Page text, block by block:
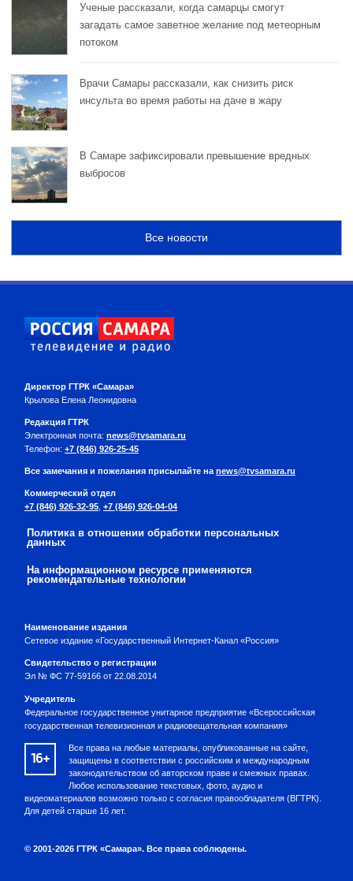
Ученые рассказали, когда самарцы смогут
загадать самое заветное желание под метеорным
потоком
Врачи Самары рассказали, как снизить риск
инсульта во время работы на даче в жару
В Самаре зафиксировали превышение вредных
выбросов
Все новости
Директор ГТРК «Самара»
Крылова Елена Леонидовна
Редакция ГТРК
Электронная почта: news@tvsamara.ru
Телефон: +7 (846) 926-25-45
Все замечания и пожелания присылайте на news@tvsamara.ru
Коммерческий отдел
+7 (846) 926-32-95 +7 (846) 926-04-04
Политика в отношении обработки персональных
данных
На информационном ресурсе применяются
рекомендательные технологии
Наименование издания
Сетевое издание «Государственный Интернет-Канал «Россия»
Свидетельство о регистрации
Эл № ФС 77-59166 от 22.08.2014
Учредитель
Федеральное государственное унитарное предприятие «Всероссийская
государственная телевизионная и радиовещательная компания»
16+
Все права на любые материалы, опубликованные на сайте,
защищены в соответствии с российским и международным
законодательством об авторском праве и смежных правах.
Любое использование текстовых, фото, аудио и
видеоматериалов возможно только с согласия правообладателя (ВГТРК).
Для детей старше 16 лет.
© 2001-2026 ГТРК «Самара». Все права соблюдены.